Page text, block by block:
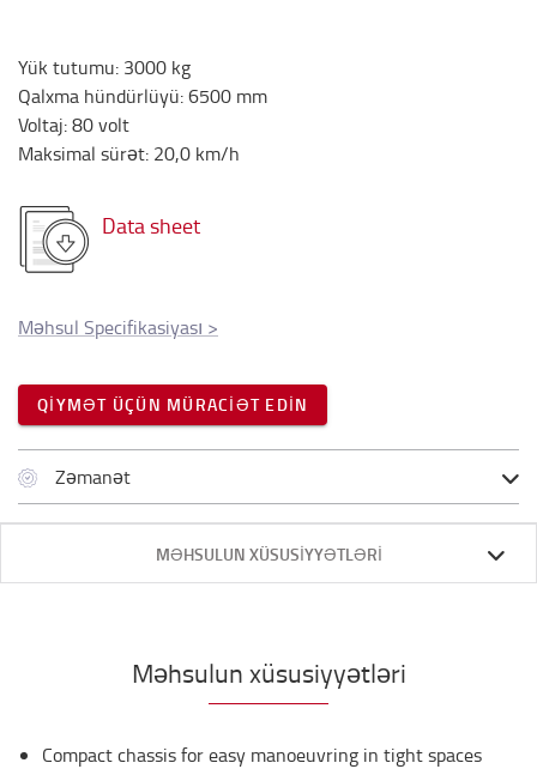
Yük tutumu: 3000 kg
Qalxma hündürlüyü:6500 mm
Voltaj:80volt
Maksimal sürət: 20,0 km/h
Data sheet
Məhsul Specifikasiyası >
QIYMƏT ÜÇÜN MÜRACIƏT EDIN
Zəmanət
MƏHSULUN XÜSUSIYYƏTLƏRI
Məhsulun xüsusiyyətləri
Compact chassis for easy manoeuvring in tight spaces